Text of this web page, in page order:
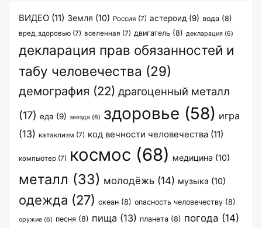
ВИДЕО (11) Земля (10) Россия (7) астероид (9) вода (8)
вред_здоровью (7) вселенная (7) двигатель (8) декларация (6)
декларация прав обязанностей и
табу человечества (29)
демография (22) драгоценный металл
(17) еда (9) звезда (6) здоровье (58) игра
(13) катаклизм (7) код вечности человечества (11)
компьютер (7) космос (68) медицина (10)
металл (33) молодёжь (14) музыка (10)
одежда (27) океан (8) опасность человечеству (8)
оружие (6) песня (8) пища (13) планета (8) погода (14)